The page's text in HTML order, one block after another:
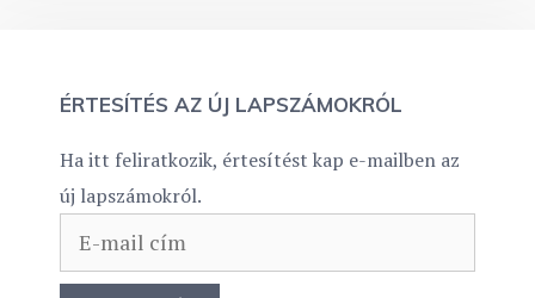
ÉRTESÍTÉS AZ ÚJ LAPSZÁMOKRÓL
Ha itt feliratkozik, értesítést kap e-mailben az
új lapszámokról.